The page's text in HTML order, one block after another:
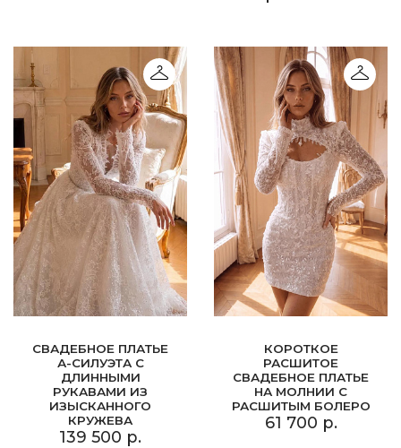
СВАДЕБНОЕ ПЛАТЬЕ
А-СИЛУЭТА С
ДЛИННЫМИ
РУКАВАМИ ИЗ
ИЗЫСКАННОГО
КРУЖЕВА
139 500 р.
КОРОТКОЕ
РАСШИТОЕ
СВАДЕБНОЕ ПЛАТЬЕ
НА МОЛНИИ С
РАСШИТЫМ БОЛЕРО
61 700 р.